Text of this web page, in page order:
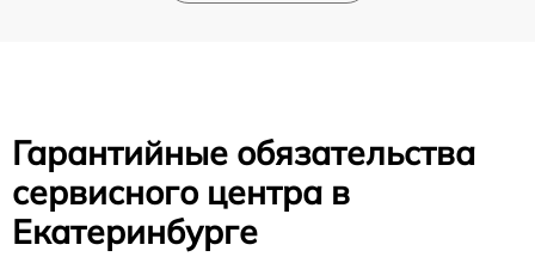
Гарантийные обязательства
сервисного центра в
Екатеринбурге